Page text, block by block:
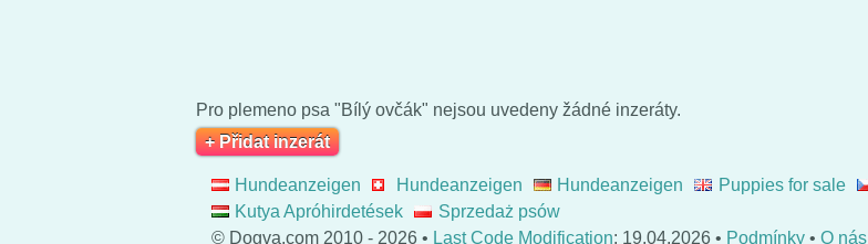
Pro plemeno psa "Bílý ovčák" nejsou uvedeny žádné inzeráty.
+ Přidat inzerát
Hundeanzeigen Hundeanzeigen Hundeanzeigen Puppies for sale
Kutya Apróhirdetések
Sprzedaż psów
© Dogva.com 2010 - 2026 • Last Code Modification: 19.04.2026 • Podmínky • O nás